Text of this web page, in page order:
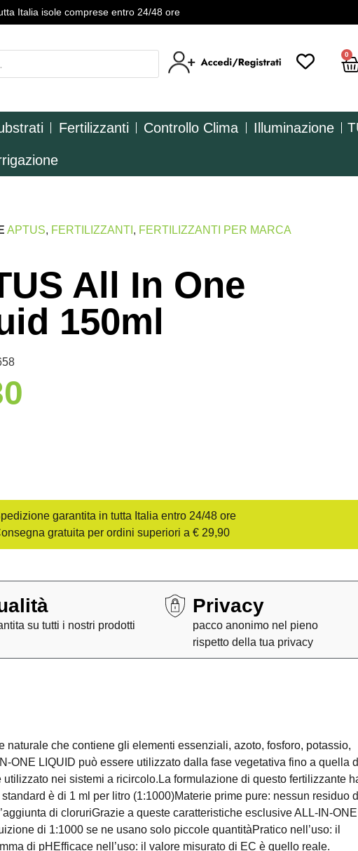
Italia isole comprese entro 24/48 ore
0
Fertilizzanti Controllo Clima Illuminazione
APTUS, FERTILIZZANTI , FERTILIZZANTI PER MARCA
All In One
150ml
garantita in tutta Italia entro 24/48 ore
gratuita per ordini superiori a € 29,90
su tutti i nostri prodotti
Privacy
pacco anonimo nel pieno
rispetto della tua privacy
che contiene gli elementi essenziali, azoto, fosforo, potassio,
ONE LIQUID può essere utilizzato dalla fase vegetativa fino a quella
nei sistemi a ricircolo.La formulazione di questo fertilizzante
è di 1 ml per litro (1:1000)Materie prime pure: nessun residuo
di cloruriGrazie a queste caratteristiche esclusive ALL-IN-ONE
di 1:1000 se ne usano solo piccole quantitàPratico nell’uso: il
di pHEfficace nell’uso: il valore misurato di EC è quello reale.